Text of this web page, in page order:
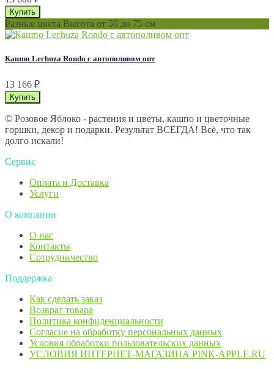
Разные цвета Высота от 56 до 75 см
Кашпо Lechuza Rondo с автополивом опт
13 166 ₽
© Розовое Яблоко - растения и цветы, кашпо и цветочные
горшки, декор и подарки. Результат ВСЕГДА! Всё, что так
долго искали!
Сервис
Оплата и Доставка
Услуги
О компании
О нас
Контакты
Сотрудничество
Поддержка
Как сделать заказ
Возврат товара
Политика конфиденциальности
Согласие ​на обработку персональных данных
Условия обработки пользовательских данных
УСЛОВИЯ ИНТЕРНЕТ-МАГАЗИНА PINK-APPLE.RU